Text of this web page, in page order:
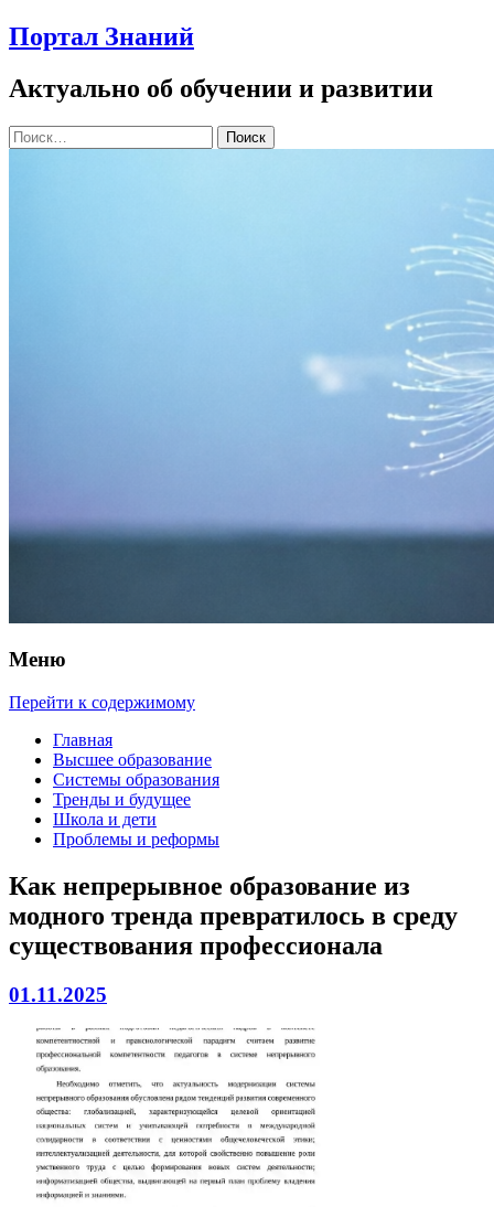
Портал Знаний
Актуально об обучении и развитии
Найти:
Меню
Перейти к содержимому
Главная
Высшее образование
Системы образования
Тренды и будущее
Школа и дети
Проблемы и реформы
Как непрерывное образование из
модного тренда превратилось в среду
существования профессионала
01.11.2025